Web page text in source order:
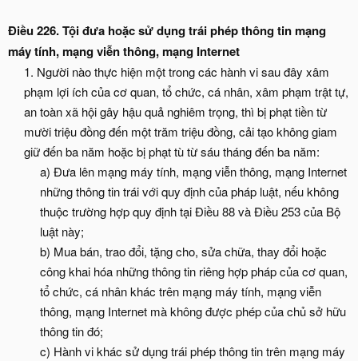
Điều 226. Tội đưa hoặc sử dụng trái phép thông tin mạng
máy tính, mạng viễn thông, mạng Internet
1. Người nào thực hiện một trong các hành vi sau đây xâm
phạm lợi ích của cơ quan, tổ chức, cá nhân, xâm phạm trật tự,
an toàn xã hội gây hậu quả nghiêm trọng, thì bị phạt tiền từ
mười triệu đồng đến một trăm triệu đồng, cải tạo không giam
giữ đến ba năm hoặc bị phạt tù từ sáu tháng đến ba năm:
a) Đưa lên mạng máy tính, mạng viễn thông, mạng Internet
những thông tin trái với quy định của pháp luật, nếu không
thuộc trường hợp quy định tại Điều 88 và Điều 253 của Bộ
luật này;
b) Mua bán, trao đổi, tặng cho, sửa chữa, thay đổi hoặc
công khai hóa những thông tin riêng hợp pháp của cơ quan,
tổ chức, cá nhân khác trên mạng máy tính, mạng viễn
thông, mạng Internet mà không được phép của chủ sở hữu
thông tin đó;
c) Hành vi khác sử dụng trái phép thông tin trên mạng máy